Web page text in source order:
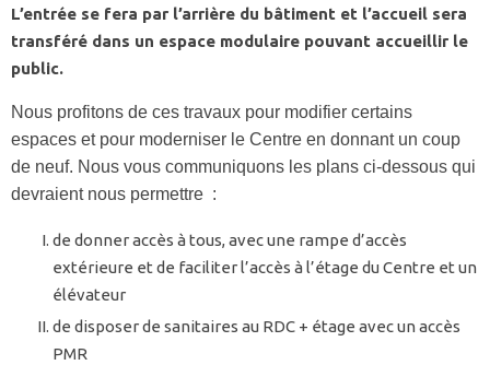
L’entrée se fera par l’arrière du bâtiment et l’accueil sera
transféré dans un espace modulaire pouvant accueillir le
public.
Nous profitons de ces travaux pour modifier certains
espaces et pour moderniser le Centre en donnant un coup
de neuf. Nous vous communiquons les plans ci-dessous qui
devraient nous permettre :
de donner accès à tous, avec une rampe d’accès
extérieure et de faciliter l’accès à l’étage du Centre et un
élévateur
de disposer de sanitaires au RDC + étage avec un accès
PMR